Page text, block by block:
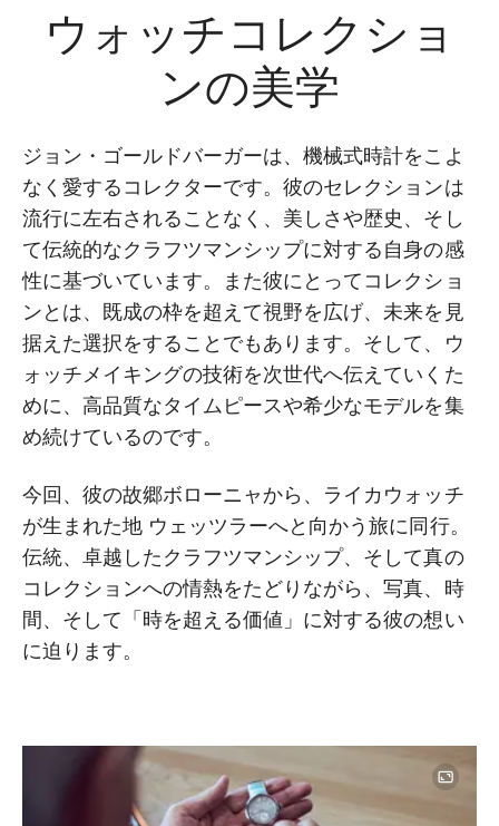
ウォッチコレクショ
ンの美学
ジョン・ゴールドバーガーは、機械式時計をこよ
なく愛するコレクターです。彼のセレクションは
流行に左右されることなく、美しさや歴史、そし
て伝統的なクラフツマンシップに対する自身の感
性に基づいています。また彼にとってコレクショ
ンとは、既成の枠を超えて視野を広げ、未来を見
据えた選択をすることでもあります。そして、ウ
ォッチメイキングの技術を次世代へ伝えていくた
めに、高品質なタイムピースや希少なモデルを集
め続けているのです。
今回、彼の故郷ボローニャから、ライカウォッチ
が生まれた地 ウェッツラーへと向かう旅に同行。
伝統、卓越したクラフツマンシップ、そして真の
コレクションへの情熱をたどりながら、写真、時
間、そして「時を超える価値」に対する彼の想い
に迫ります。